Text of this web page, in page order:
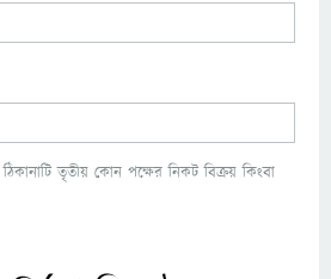
তৃতীয় কোন পক্ষের নিকট বিক্রয় কিংবা